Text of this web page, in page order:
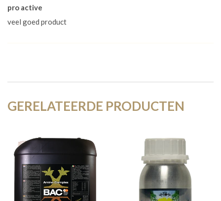
pro active
veel goed product
GERELATEERDE PRODUCTEN